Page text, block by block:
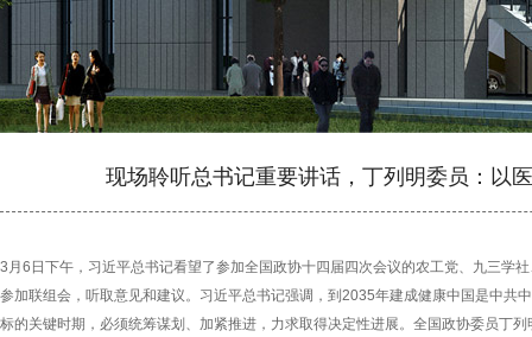
新为民、科技惠民，做更多吃得起的好药，
· 管理团队
· 历程荣誉
· 公司文化
· 两会专题
· 贝安汀
· 赛美纳
· 伏美纳
· 康美纳
· 奥福民
· 贝泽汀
· 患者招募
· 战略合作
· 明星项目
· 互动交流
· 不良反应
现场聆听总书记重要讲话，丁列明委员：以
3月6日下午，习近平总书记看望了参加全国政协十四届四次会议的农工党、九三学
参加联组会，听取意见和建议。习近平总书记强调，到2035年建成健康中国是中共
标的关键时期，必须统筹谋划、加紧推进，力求取得决定性进展。全国政协委员丁